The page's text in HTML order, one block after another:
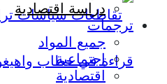
دراسة اقتصادية
ترجمات
جميع المواد
اجتماعية
اقتصادية